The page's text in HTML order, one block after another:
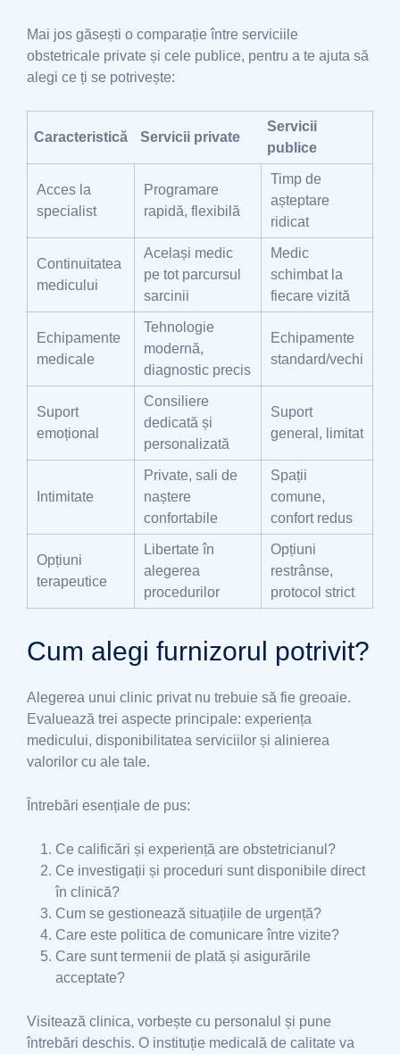
Mai jos găsești o comparație între serviciile
obstetricale private și cele publice, pentru a te ajuta să
alegi ce ți se potrivește:
Caracteristică Servicii private
Servicii
publice
Acces la
specialist
Programare
rapidă, flexibilă
Timp de
așteptare
ridicat
Continuitatea
medicului
Același medic
pe tot parcursul
sarcinii
Medic
schimbat la
fiecare vizită
Echipamente
medicale
Tehnologie
modernă,
diagnostic precis
Echipamente
standard/vechi
Suport
emoțional
Consiliere
dedicată și
personalizată
Suport
general, limitat
Intimitate
Private, sali de
naștere
confortabile
Spații
comune,
confort redus
Opțiuni
terapeutice
Libertate în
alegerea
procedurilor
Opțiuni
restrânse,
protocol strict
Cum alegi furnizorul potrivit?
Alegerea unui clinic privat nu trebuie să fie greoaie.
Evaluează trei aspecte principale: experiența
medicului, disponibilitatea serviciilor și alinierea
valorilor cu ale tale.
Întrebări esențiale de pus:
Ce calificări și experiență are obstetricianul?
Ce investigații și proceduri sunt disponibile direct
în clinică?
Cum se gestionează situațiile de urgență?
Care este politica de comunicare între vizite?
Care sunt termenii de plată și asigurările
acceptate?
Visitează clinica, vorbește cu personalul și pune
întrebări deschis. O instituție medicală de calitate va